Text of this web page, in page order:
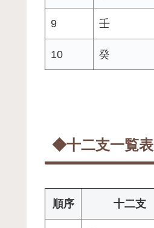
9 壬
10 癸
◆十二支一覧表
順序 十二支